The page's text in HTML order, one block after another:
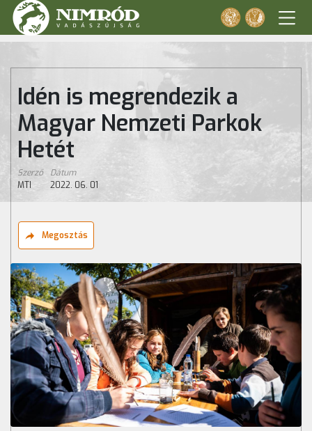
Idén is megrendezik a
Magyar Nemzeti Parkok
Hetét
Szerző
MTI
Dátum
2022. 06. 01
Megosztás